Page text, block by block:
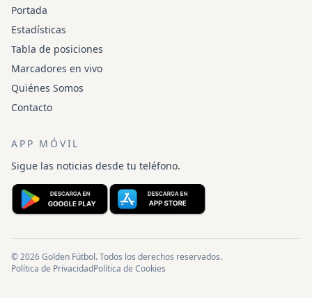
Portada
Estadísticas
Tabla de posiciones
Marcadores en vivo
Quiénes Somos
Contacto
APP MÓVIL
Sigue las noticias desde tu teléfono.
© 2026 Golden Fútbol. Todos los derechos reservados.
Política de PrivacidadPolítica de Cookies